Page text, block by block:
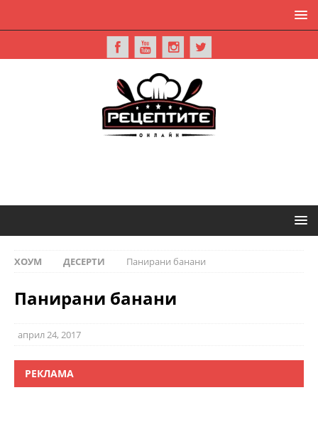
ХОУМ ДЕСЕРТИ Панирани банани
Панирани банани
април 24, 2017
РЕКЛАМА